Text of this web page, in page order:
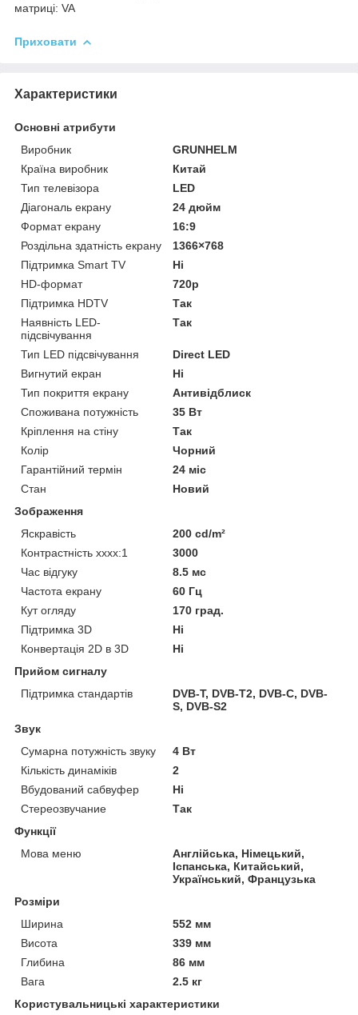
матриці: VA
Приховати
Характеристики
Основні атрибути
Виробник
GRUNHELM
Країна виробник
Китай
Тип телевізора
LED
Діагональ екрану
24 дюйм
Формат екрану
16:9
Роздільна здатність екрану
1366×768
Підтримка Smart TV
Ні
HD-формат
720р
Підтримка HDTV
Так
Наявність LED-
підсвічування
Так
Тип LED підсвічування
Direct LED
Вигнутий екран
Ні
Тип покриття екрану
Антивідблиск
Споживана потужність
35 Вт
Кріплення на стіну
Так
Колір
Чорний
Гарантійний термін
24 міс
Стан
Новий
Зображення
Яскравість
200 cd/m²
Контрастність хххх:1
3000
Час відгуку
8.5 мс
Частота екрану
60 Гц
Кут огляду
170 град.
Підтримка 3D
Ні
Конвертація 2D в 3D
Ні
Прийом сигналу
Підтримка стандартів
DVB-T, DVB-T2, DVB-C, DVB-
S, DVB-S2
Звук
Сумарна потужність звуку
4 Вт
Кількість динаміків
2
Вбудований сабвуфер
Ні
Стереозвучание
Так
Функції
Мова меню
Англійська, Німецький,
Іспанська, Китайський,
Український, Французька
Розміри
Ширина
552 мм
Висота
339 мм
Глибина
86 мм
Вага
2.5 кг
Користувальницькі характеристики